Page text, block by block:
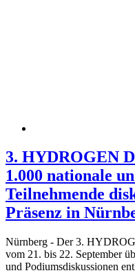
3. HYDROGEN
1.000 nationale
Teilnehmende
Präsenz in
Nürnberg - Der 3.
vom 21. bis 22. September
und Podiumsdiskussionen